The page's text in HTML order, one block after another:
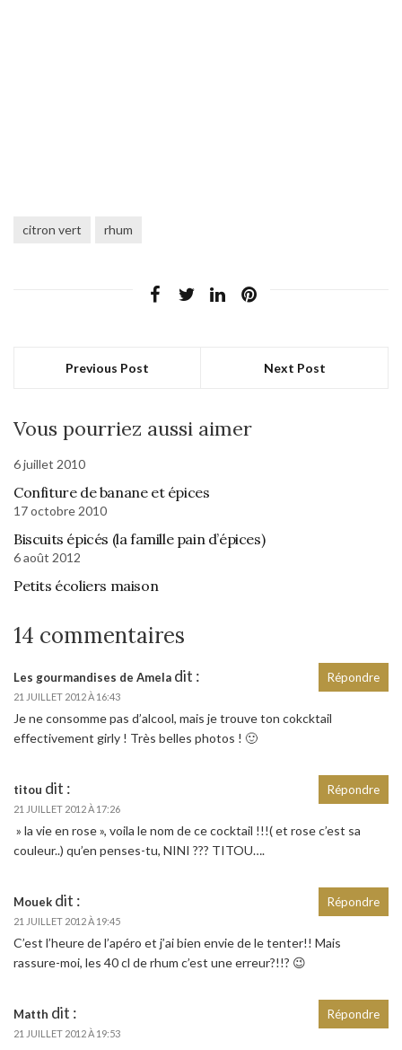
citron vert rhum
Previous Post Next Post
Vous pourriez aussi aimer
6 juillet 2010
Confiture de banane et épices
17 octobre 2010
Biscuits épicés (la famille pain d’épices)
6 août 2012
Petits écoliers maison
14 commentaires
Les gourmandises de Amela dit :
21 JUILLET 2012 À 16:43
Je ne consomme pas d’alcool, mais je trouve ton cokcktail
effectivement girly ! Très belles photos ! 🙂
Répondre
titou dit :
21 JUILLET 2012 À 17:26
» la vie en rose », voila le nom de ce cocktail !!!( et rose c’est sa
couleur..) qu’en penses-tu, NINI ??? TITOU….
Répondre
Mouek dit :
21 JUILLET 2012 À 19:45
C’est l’heure de l’apéro et j’ai bien envie de le tenter!! Mais
rassure-moi, les 40 cl de rhum c’est une erreur?!!? 😉
Répondre
Matth dit :
21 JUILLET 2012 À 19:53
Répondre